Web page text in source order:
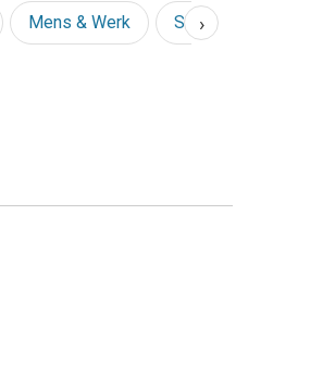
Mens & Werk Social
›